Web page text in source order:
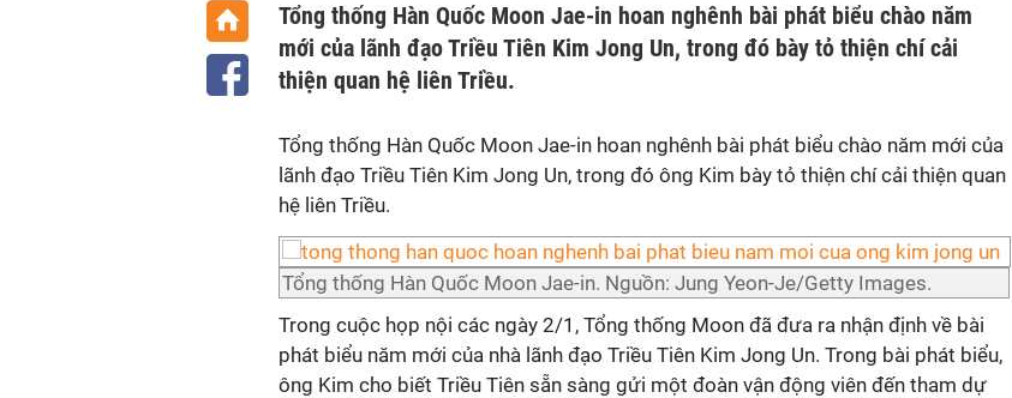
Tổng thống Hàn Quốc Moon Jae-in hoan nghênh bài phát biểu chào năm
mới của lãnh đạo Triều Tiên Kim Jong Un, trong đó bày tỏ thiện chí cải
thiện quan hệ liên Triều.
Tổng thống Hàn Quốc Moon Jae-in hoan nghênh bài phát biểu chào năm mới của
lãnh đạo Triều Tiên Kim Jong Un, trong đó ông Kim bày tỏ thiện chí cải thiện quan
hệ liên Triều.
Tổng thống Hàn Quốc Moon Jae-in. Nguồn: Jung Yeon-Je/Getty Images.
Trong cuộc họp nội các ngày 2/1, Tổng thống Moon đã đưa ra nhận định về bài
phát biểu năm mới của nhà lãnh đạo Triều Tiên Kim Jong Un. Trong bài phát biểu,
ông Kim cho biết Triều Tiên sẵn sàng gửi một đoàn vận động viên đến tham dự